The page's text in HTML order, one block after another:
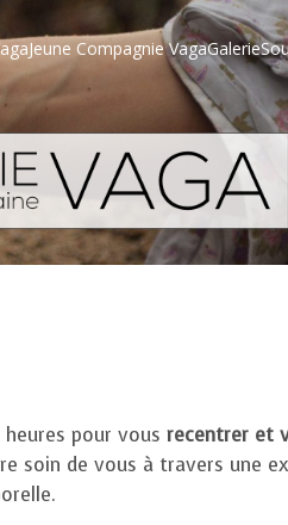
Jeune Compagnie VagaGalerie
heures pour vousrecentrer et
soin de vous à travers une